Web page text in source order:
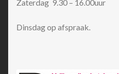
Zaterdag 9.30 – 16.00uur
Dinsdag op afspraak.